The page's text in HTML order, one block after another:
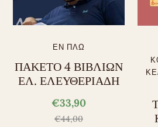
ΕΝ ΠΛΩ
ΠΑΚΕΤΟ 4 ΒΙΒΛΙΩΝ
ΕΛ. ΕΛΕΥΘΕΡΙΑΔΗ
€33,90
€44,00